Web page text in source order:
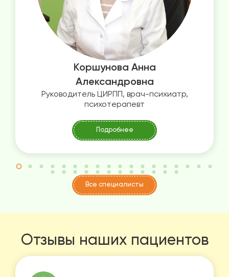
Коршунова Анна
Александровна
Руководитель ЦИРПП, врач-психиатр,
психотерапевт
Подробнее
Все специалисты
Отзывы наших пациентов